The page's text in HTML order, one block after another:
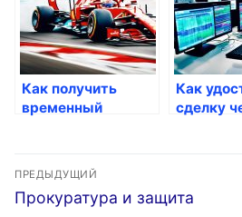
Как получить
временный
Как
сделку
Навигация
по
ПРЕДЫДУЩИЙ
Предыдущая
Прокуратура и защита